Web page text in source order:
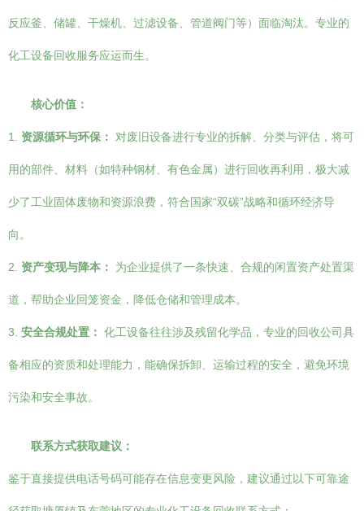
反应釜、储罐、干燥机、过滤设备、管道阀门等）面临淘汰。专业的
化工设备回收服务应运而生。
核心价值：
1. 资源循环与环保： 对废旧设备进行专业的拆解、分类与评估，将可
用的部件、材料（如特种钢材、有色金属）进行回收再利用，极大减
少了工业固体废物和资源浪费，符合国家“双碳”战略和循环经济导
向。
2. 资产变现与降本： 为企业提供了一条快速、合规的闲置资产处置渠
道，帮助企业回笼资金，降低仓储和管理成本。
3. 安全合规处置： 化工设备往往涉及残留化学品，专业的回收公司具
备相应的资质和处理能力，能确保拆卸、运输过程的安全，避免环境
污染和安全事故。
联系方式获取建议：
鉴于直接提供电话号码可能存在信息变更风险，建议通过以下可靠途